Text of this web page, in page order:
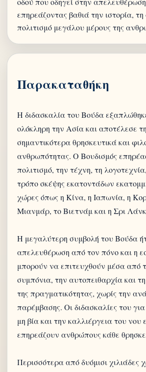
επηρεάζοντας βαθιά την ιστορία,
πολιτισμό μεγάλου μέρους της
Παρακαταθήκη
Η διδασκαλία του Βούδα
ολόκληρη την Ασία και αποτέλεσε
σημαντικότερα θρησκευτικά και
ανθρωπότητας. Ο Βουδισμός
πολιτισμό, την τέχνη, τη
τρόπο σκέψης εκατοντάδων
χώρες όπως η Κίνα, η Ιαπωνία, η
Μιανμάρ, το Βιετνάμ και η Σρι
Η μεγαλύτερη συμβολή του Βούδα
απελευθέρωση από τον πόνο και η
μπορούν να επιτευχθούν μέσα από
συμπόνια, την αυτοπειθαρχία και
της πραγματικότητας, χωρίς την
παρέμβασης. Οι διδασκαλίες του
μη βία και την καλλιέργεια του
επηρεάζουν ανθρώπους κάθε
Περισσότερα από δυόμισι χιλιάδες